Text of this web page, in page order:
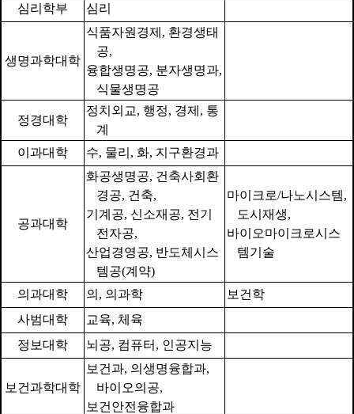
심리학부
심리
생명과학대학
식품자원경제 , 환경생태
공,
융합생명공, 분자생명과,
식물생명공
정경대학
정치외교, 행정, 경제 , 통
계
이과대학
수, 물리 , 화, 지구환경과
공과대학
화공생명공, 건축사회환
경공, 건축,
기계공, 신소재공, 전기
전자공,
산업경영공, 반도체시스
템공(계약)
마이크로/나노시스템,
도시재생,
바이오마이크로시스
템기술
의과대학 의 , 의과학
보건학
사범대학
교육, 체육
정보대학
뇌공, 컴퓨터 , 인공지능
보건과학대학
보건과, 의생명융합과,
바이오의공,
보건안전융합과